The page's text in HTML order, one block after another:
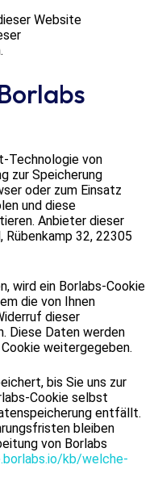
Website
Technologie von
zur Speicherung
oder zum Einsatz
und diese
Anbieter dieser
Rübenkamp 32, 22305
wird ein Borlabs-Cookie
die von Ihnen
dieser
Diese Daten werden
weitergegeben.
bis Sie uns zur
Cookie selbst
entfällt.
bleiben
von Borlabs
kb/welche-